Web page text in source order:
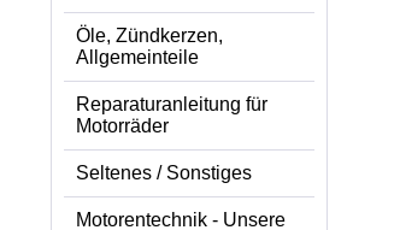
Öle, Zündkerzen,
Allgemeinteile
Reparaturanleitung für
Motorräder
Seltenes / Sonstiges
Motorentechnik - Unsere